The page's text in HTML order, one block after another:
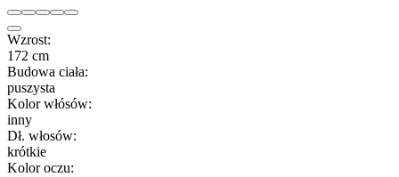
Wzrost:
172 cm
Budowa ciała:
puszysta
Kolor włósów:
inny
Dł. włosów:
krótkie
Kolor oczu: